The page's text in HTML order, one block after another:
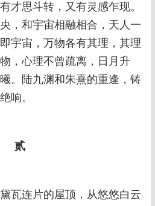
才思斗转，又有灵感乍现。
，和宇宙相融相合，天人一
宇宙，万物各有其理，其理
，心理不曾疏离，日月升
。陆九渊和朱熹的重逢，铸
响。
贰
瓦连片的屋顶，从悠悠白云